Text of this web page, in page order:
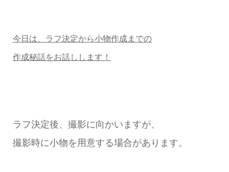
今日は、ラフ決定から小物作成までの
作成秘話をお話しします！
ラフ決定後、撮影に向かいますが、
撮影時に小物を用意する場合があります。